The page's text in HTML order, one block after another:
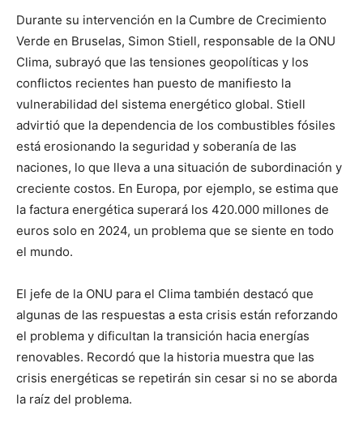
Durante su intervención en la Cumbre de Crecimiento
Verde en Bruselas, Simon Stiell, responsable de la ONU
Clima, subrayó que las tensiones geopolíticas y los
conflictos recientes han puesto de manifiesto la
vulnerabilidad del sistema energético global. Stiell
advirtió que la dependencia de los combustibles fósiles
está erosionando la seguridad y soberanía de las
naciones, lo que lleva a una situación de subordinación y
creciente costos. En Europa, por ejemplo, se estima que
la factura energética superará los 420.000 millones de
euros solo en 2024, un problema que se siente en todo
el mundo.
El jefe de la ONU para el Clima también destacó que
algunas de las respuestas a esta crisis están reforzando
el problema y dificultan la transición hacia energías
renovables. Recordó que la historia muestra que las
crisis energéticas se repetirán sin cesar si no se aborda
la raíz del problema.